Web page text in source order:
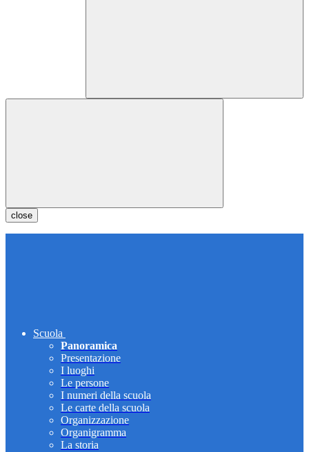
close
Scuola
Panoramica
Presentazione
I luoghi
Le persone
I numeri della scuola
Le carte della scuola
Organizzazione
Organigramma
La storia